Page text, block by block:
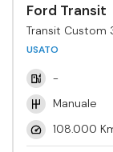
Ford Transit
Transit Custom
USATO
-
Manuale
108.000